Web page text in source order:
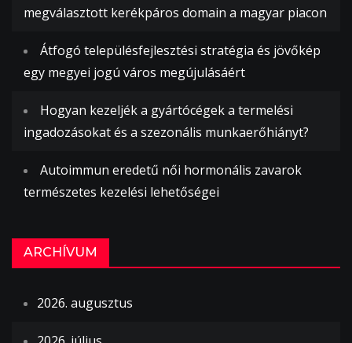
megválasztott kerékpáros domain a magyar piacon
Átfogó településfejlesztési stratégia és jövőkép
egy megyei jogú város megújulásáért
Hogyan kezeljék a gyártócégek a termelési
ingadozásokat és a szezonális munkaerőhiányt?
Autoimmun eredetű női hormonális zavarok
természetes kezelési lehetőségei
ARCHÍVUM
2026. augusztus